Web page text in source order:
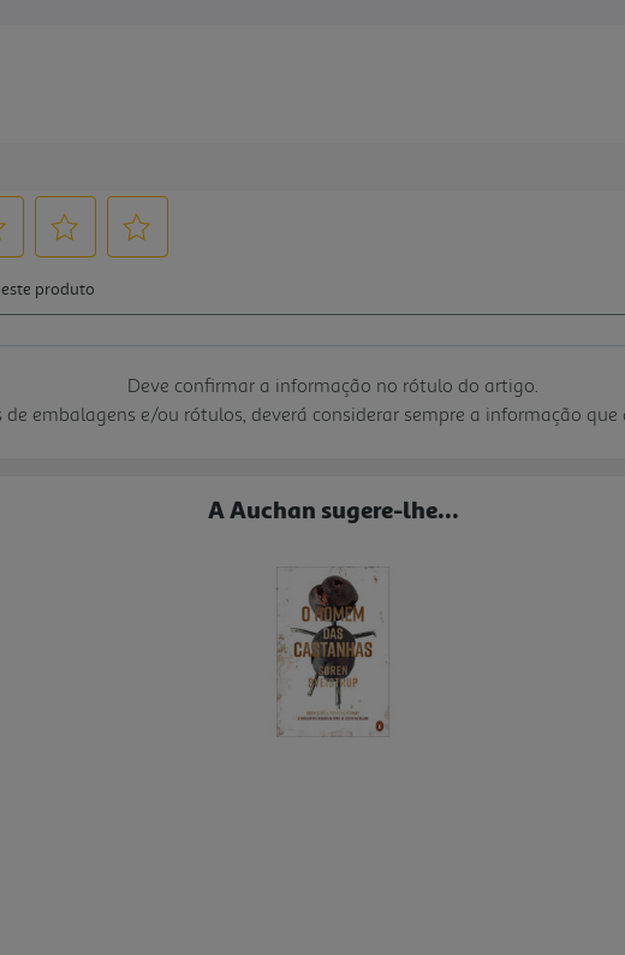
Deve confirmar a informação no rótulo do artigo.
embalagens e/ou rótulos, deverá considerar sempre a informação
A Auchan sugere-lhe...